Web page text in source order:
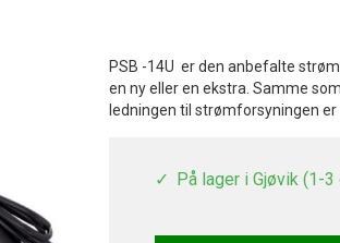
PSB -14U er den anbefalte
en ny eller en ekstra. Samme
ledningen til strømforsyningen
På lager i Gjøvik (1-